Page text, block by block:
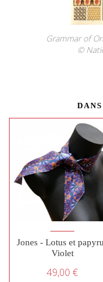
Grammar of
©
Jones - Lotus et
Violet
49,00 €